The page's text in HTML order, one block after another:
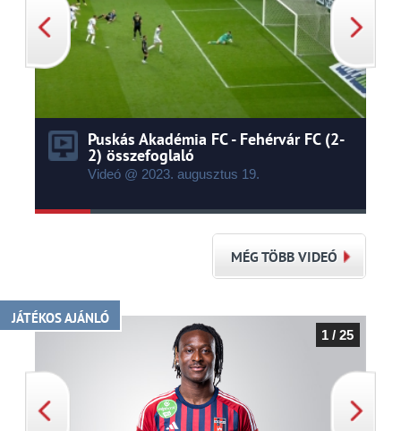
Puskás Akadémia FC - Fehérvár FC (2-
2) összefoglaló
Videó @ 2023. augusztus 19.
MÉG TÖBB VIDEÓ
JÁTÉKOS AJÁNLÓ
1 / 25